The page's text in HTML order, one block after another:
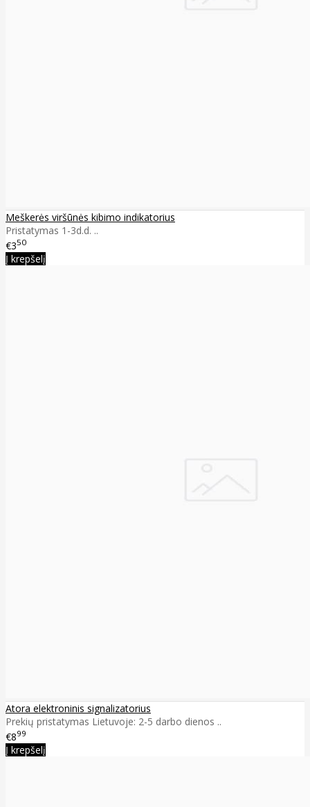
Meškerės viršūnės kibimo indikatorius
Pristatymas 1-3d.d. ..
€350
Į krepšelį
Atora elektroninis signalizatorius
Prekių pristatymas Lietuvoje: 2-5 darbo dienos ..
€899
Į krepšelį